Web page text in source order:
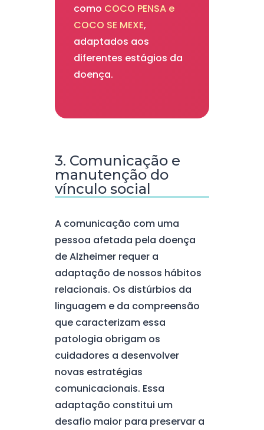
como COCO PENSA e
COCO SE MEXE,
adaptados aos
diferentes estágios da
doença.
3. Comunicação e
manutenção do
vínculo social
A comunicação com uma
pessoa afetada pela doença
de Alzheimer requer a
adaptação de nossos hábitos
relacionais. Os distúrbios da
linguagem e da compreensão
que caracterizam essa
patologia obrigam os
cuidadores a desenvolver
novas estratégias
comunicacionais. Essa
adaptação constitui um
desafio maior para preservar a